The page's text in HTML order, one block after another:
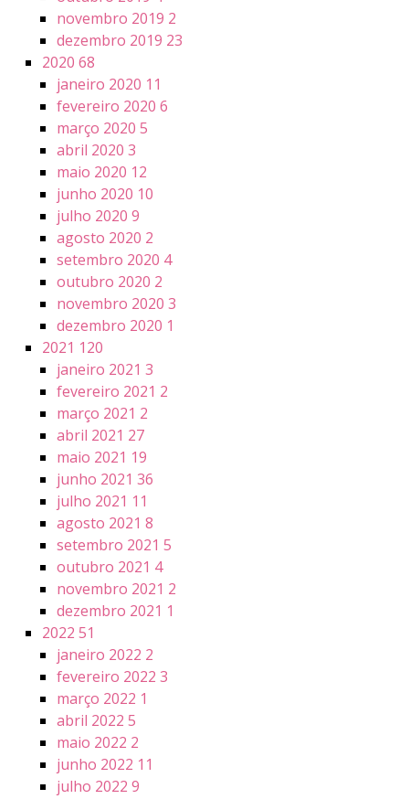
novembro 2019 2
dezembro 2019 23
2020 68
janeiro 2020 11
fevereiro 2020 6
março 2020 5
abril 2020 3
maio 2020 12
junho 2020 10
julho 2020 9
agosto 2020 2
setembro 2020 4
outubro 2020 2
novembro 2020 3
dezembro 2020 1
2021 120
janeiro 2021 3
fevereiro 2021 2
março 2021 2
abril 2021 27
maio 2021 19
junho 2021 36
julho 2021 11
agosto 2021 8
setembro 2021 5
outubro 2021 4
novembro 2021 2
dezembro 2021 1
2022 51
janeiro 2022 2
fevereiro 2022 3
março 2022 1
abril 2022 5
maio 2022 2
junho 2022 11
julho 2022 9